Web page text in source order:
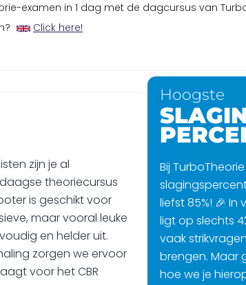
examen in 1 dag met de dagcursus van
Click here!
zijn je al
theoriecursus
is geschikt voor
maar vooral leuke
en helder uit.
zorgen we ervoor
voor het CBR
Hoogste
Bij
liefst 85%! 🎉 In
ligt op slechts
vaak
brengen. Maar
hoe we je